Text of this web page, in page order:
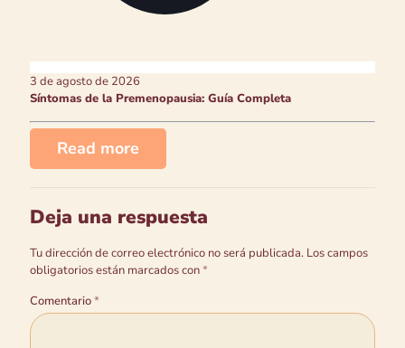
3 de agosto de 2026
Síntomas de la Premenopausia: Guía Completa
Read more
Deja una respuesta
Tu dirección de correo electrónico no será publicada. Los campos
obligatorios están marcados con*
Comentario*